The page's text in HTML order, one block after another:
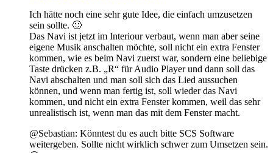
Ich hätte noch eine sehr gute Idee, die einfach umzusetzen
sein sollte. 🙂
Das Navi ist jetzt im Interiour verbaut, wenn man aber seine
eigene Musik anschalten möchte, soll nicht ein extra Fenster
kommen, wie es beim Navi zuerst war, sondern eine beliebige
Taste drücken z.B. „R“ für Audio Player und dann soll das
Navi abschalten und man soll sich das Lied aussuchen
können, und wenn man fertig ist, soll wieder das Navi
kommen, und nicht ein extra Fenster kommen, weil das sehr
unrealistisch ist, wenn man das mit dem Fenster macht.
@Sebastian: Könntest du es auch bitte SCS Software
weitergeben. Sollte nicht wirklich schwer zum Umsetzen sein.